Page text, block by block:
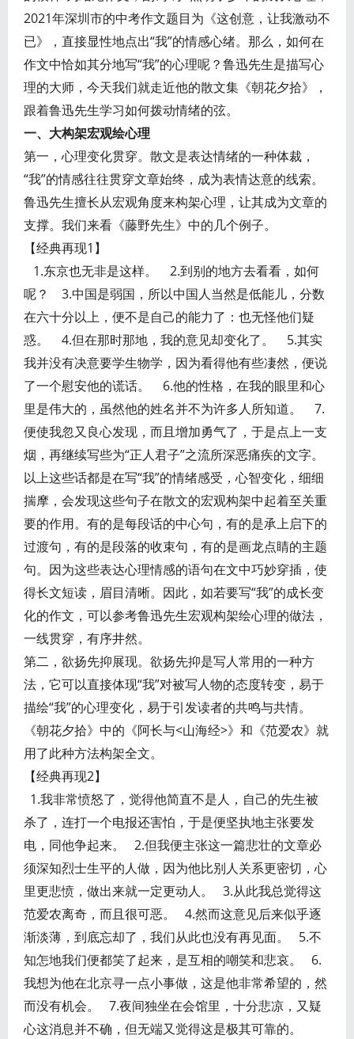
2021年深圳市的中考作文题目为《这创意，让我激动不
已》，直接显性地点出“我”的情感心绪。那么，如何在
作文中恰如其分地写“我”的心理呢？鲁迅先生是描写心
理的大师，今天我们就走近他的散文集《朝花夕拾》，
跟着鲁迅先生学习如何拨动情绪的弦。
一、大构架宏观绘心理
第一，心理变化贯穿。散文是表达情绪的一种体裁，
“我”的情感往往贯穿文章始终，成为表情达意的线索。
鲁迅先生擅长从宏观角度来构架心理，让其成为文章的
支撑。我们来看《藤野先生》中的几个例子。
【经典再现1】
1.东京也无非是这样。 2.到别的地方去看看，如何
呢？ 3.中国是弱国，所以中国人当然是低能儿，分数
在六十分以上，便不是自己的能力了：也无怪他们疑
惑。 4.但在那时那地，我的意见却变化了。 5.其实
我并没有决意要学生物学，因为看得他有些凄然，便说
了一个慰安他的谎话。 6.他的性格，在我的眼里和心
里是伟大的，虽然他的姓名并不为许多人所知道。 7.
便使我忽又良心发现，而且增加勇气了，于是点上一支
烟，再继续写些为“正人君子”之流所深恶痛疾的文字。
以上这些话都是在写“我”的情绪感受，心智变化，细细
揣摩，会发现这些句子在散文的宏观构架中起着至关重
要的作用。有的是每段话的中心句，有的是承上启下的
过渡句，有的是段落的收束句，有的是画龙点睛的主题
句。因为这些表达心理情感的语句在文中巧妙穿插，使
得长文短读，眉目清晰。因此，如若要写“我”的成长变
化的作文，可以参考鲁迅先生宏观构架绘心理的做法，
一线贯穿，有序井然。
第二，欲扬先抑展现。欲扬先抑是写人常用的一种方
法，它可以直接体现“我”对被写人物的态度转变，易于
描绘“我”的心理变化，易于引发读者的共鸣与共情。
《朝花夕拾》中的《阿长与<山海经>》和《范爱农》就
用了此种方法构架全文。
【经典再现2】
1.我非常愤怒了，觉得他简直不是人，自己的先生被
杀了，连打一个电报还害怕，于是便坚执地主张要发
电，同他争起来。 2.但我便主张这一篇悲壮的文章必
须深知烈士生平的人做，因为他比别人关系更密切，心
里更悲愤，做出来就一定更动人。 3.从此我总觉得这
范爱农离奇，而且很可恶。 4.然而这意见后来似乎逐
渐淡薄，到底忘却了，我们从此也没有再见面。 5.不
知怎地我们便都笑了起来，是互相的嘲笑和悲哀。 6.
我想为他在北京寻一点小事做，这是他非常希望的，然
而没有机会。 7.夜间独坐在会馆里，十分悲凉，又疑
心这消息并不确，但无端又觉得这是极其可靠的。